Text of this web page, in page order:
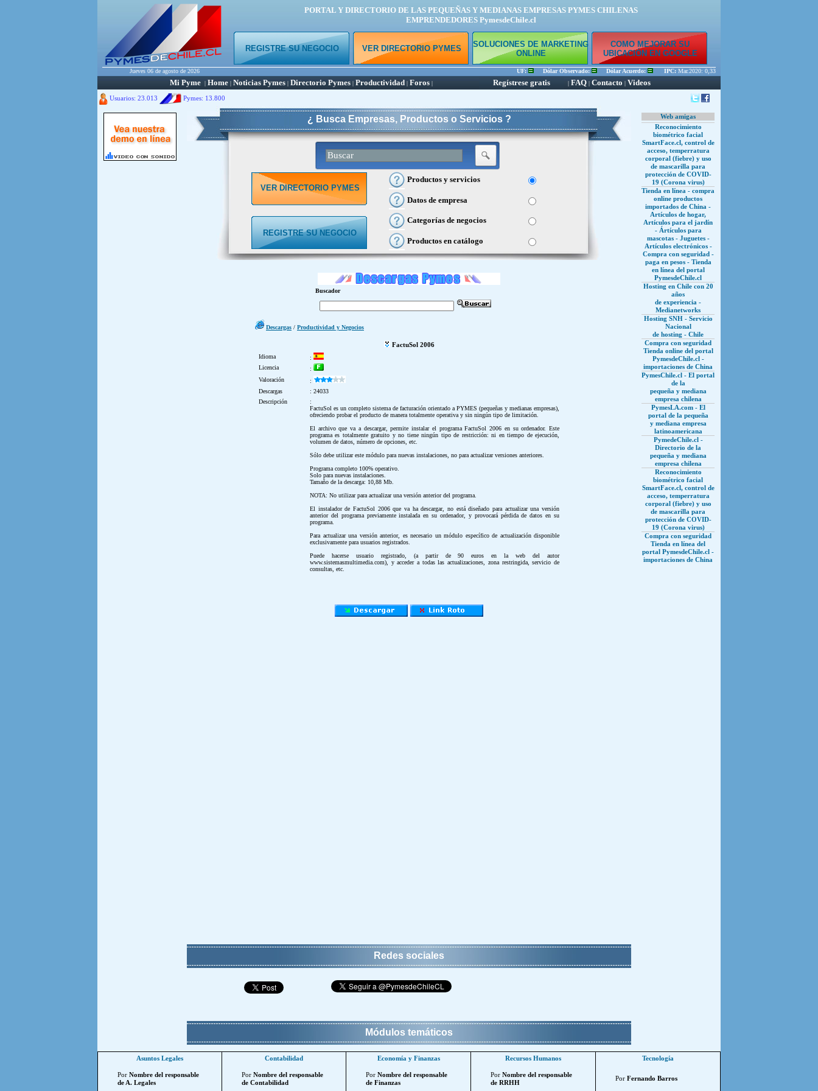
PORTAL Y DIRECTORIO DE LAS PEQUEÑAS Y MEDIANAS EMPRESAS PYMES CHILENAS
EMPRENDEDORES PymesdeChile.cl
REGISTRE SU NEGOCIO VER DIRECTORIO PYMES
SOLUCIONES DE MARKETING
ONLINE
COMO MEJORAR SU
UBICACIÓN EN GOOGLE
Jueves 06 de agosto de 2026 UF: Dólar Observado: Dólar Acuerdo: IPC:Mar.2020: 0,33 % Feb.2020: 0,45 % Ene.2020: 0,56
Mi Pyme | Home | Noticias Pymes | Directorio Pymes | Productividad | Foros | Regístrese gratis | FAQ | Contacto | Videos
Usuarios: 23.013 Pymes: 13.800
¿ Busca Empresas, Productos o Servicios ?
VER DIRECTORIO PYMES
REGISTRE SU NEGOCIO
Productos y servicios
Datos de empresa
Categorías de negocios
Productos en catálogo
Buscador
Descargas / Productividad y Negocios
FactuSol 2006
Idioma
:
Licencia
:
Valoración
:
Descargas
: 24033
Descripción
:
FactuSol es un completo sistema de facturación orientado a PYMES (pequeñas y medianas empresas),
ofreciendo probar el producto de manera totalmente operativa y sin ningún tipo de limitación.
El archivo que va a descargar, permite instalar el programa FactuSol 2006 en su ordenador. Este
programa es totalmente gratuito y no tiene ningún tipo de restricción: ni en tiempo de ejecución,
volumen de datos, número de opciones, etc.
Sólo debe utilizar este módulo para nuevas instalaciones, no para actualizar versiones anteriores.
Programa completo 100% operativo.
Solo para nuevas instalaciones.
Tamaño de la descarga: 10,88 Mb.
NOTA: No utilizar para actualizar una versión anterior del programa.
El instalador de FactuSol 2006 que va ha descargar, no está diseñado para actualizar una versión
anterior del programa previamente instalada en su ordenador, y provocará pérdida de datos en su
programa.
Para actualizar una versión anterior, es necesario un módulo específico de actualización disponible
exclusivamente para usuarios registrados.
Puede hacerse usuario registrado, (a partir de 90 euros en la web del autor
www.sistemasmultimedia.com), y acceder a todas las actualizaciones, zona restringida, servicio de
consultas, etc.
Web amigas
Reconocimiento
biométrico facial
SmartFace.cl, control de
acceso, temperratura
corporal (fiebre) y uso
de mascarilla para
protección de COVID-
19 (Corona virus)
Tienda en línea - compra
online productos
importados de China -
Artículos de hogar,
Artículos para el jardín
- Ártículos para
mascotas - Juguetes -
Artículos electrónicos -
Compra con seguridad -
paga en pesos - Tienda
en línea del portal
PymesdeChile.cl
Hosting en Chile con 20
años
de experiencia -
Medianetworks
Hosting SNH - Servicio
Nacional
de hosting - Chile
Compra con seguridad
Tienda online del portal
PymesdeChile.cl -
importaciones de China
PymesChile.cl - El portal
de la
pequeña y mediana
empresa chilena
PymesLA.com - El
portal de la pequeña
y mediana empresa
latinoamericana
PymedeChile.cl -
Directorio de la
pequeña y mediana
empresa chilena
Reconocimiento
biométrico facial
SmartFace.cl, control de
acceso, temperratura
corporal (fiebre) y uso
de mascarilla para
protección de COVID-
19 (Corona virus)
Compra con seguridad
Tienda en línea del
portal PymesdeChile.cl -
importaciones de China
Redes sociales
Módulos temáticos
Asuntos Legales
Por Nombre del responsable
de A. Legales
Contabilidad
Por Nombre del responsable
de Contabilidad
Economía y Finanzas
Por Nombre del responsable
de Finanzas
Recursos Humanos
Por Nombre del responsable
de RRHH
Tecnología
Por Fernando Barros